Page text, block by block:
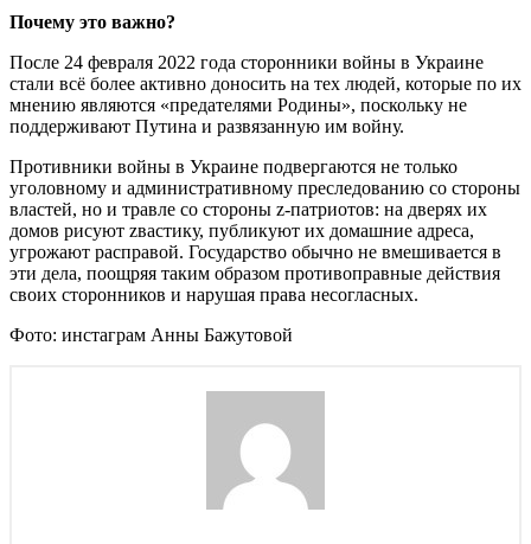
Почему это важно?
После 24 февраля 2022 года сторонники войны в Украине
стали всё более активно доносить на тех людей, которые по их
мнению являются «предателями Родины», поскольку не
поддерживают Путина и развязанную им войну.
Противники войны в Украине подвергаются не только
уголовному и административному преследованию со стороны
властей, но и травле со стороны z-патриотов: на дверях их
домов рисуют zвастику, публикуют их домашние адреса,
угрожают расправой. Государство обычно не вмешивается в
эти дела, поощряя таким образом противоправные действия
своих сторонников и нарушая права несогласных.
Фото: инстаграм Анны Бажутовой